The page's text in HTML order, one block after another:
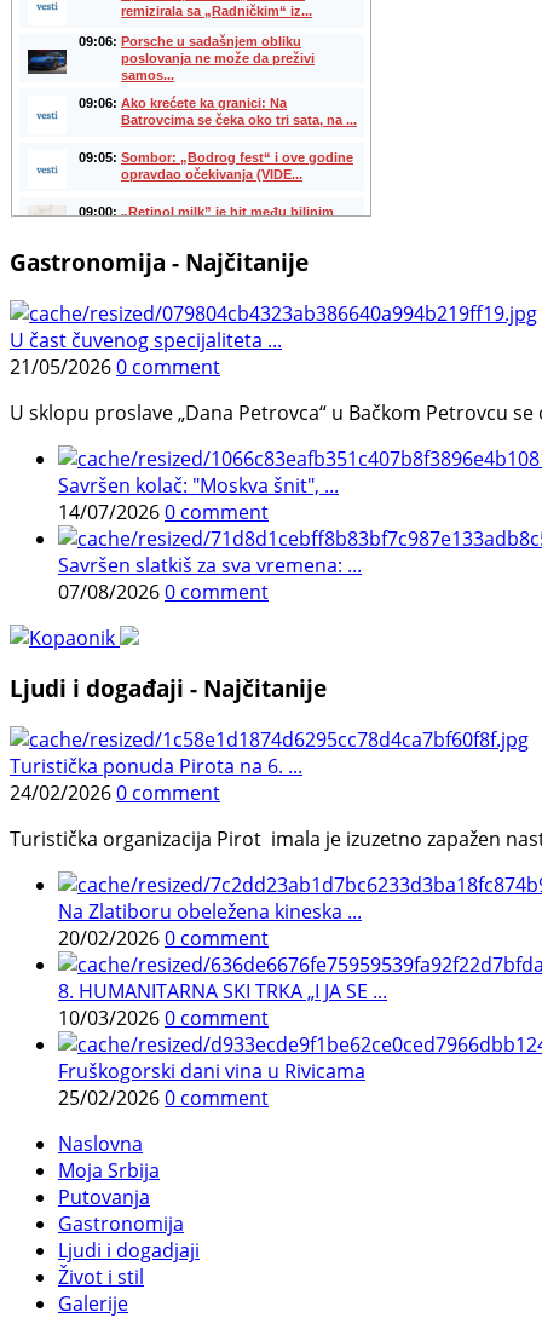
Gastronomija - Najčitanije
U čast čuvenog specijaliteta ...
21/05/20260 comment
U sklopu proslave „Dana Petrovca“ u Bačkom Petrovcu
Savršen kolač: "Moskva šnit", ...
14/07/20260 comment
Savršen slatkiš za sva vremena: ...
07/08/20260 comment
Ljudi i događaji - Najčitanije
Turistička ponuda Pirota na 6. ...
24/02/20260 comment
Turistička organizacija Pirot imala je izuzetno zapažen
Na Zlatiboru obeležena kineska ...
20/02/20260 comment
8. HUMANITARNA SKI TRKA „I JA SE ...
10/03/20260 comment
Fruškogorski dani vina u Rivicama
25/02/20260 comment
Naslovna
Moja Srbija
Putovanja
Gastronomija
Ljudi i dogadjaji
Život i stil
Galerije